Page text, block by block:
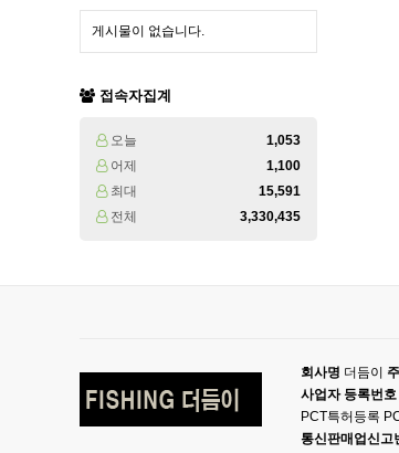
게시물이 없습니다.
접속자집계
오늘
1,053
어제
1,100
최대
15,591
전체
3,330,435
회사명 더듬이
사업자 등록번호
PCT특허등록
통신판매업신고